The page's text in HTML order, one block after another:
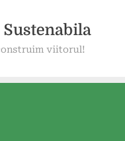
viitorul!